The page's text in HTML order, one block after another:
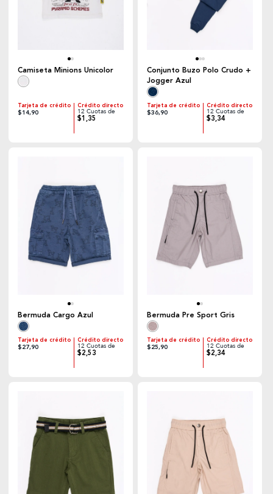
Camiseta Minions Unicolor
Tarjeta de crédito
$14,90
Crédito directo
12 Cuotas de
$1,35
Conjunto Buzo Polo Crudo +
Jogger Azul
Tarjeta de crédito
$36,90
Crédito directo
12 Cuotas de
$3,34
Bermuda Cargo Azul
Tarjeta de crédito
$27,90
Crédito directo
12 Cuotas de
$2,53
Bermuda Pre Sport Gris
Tarjeta de crédito
$25,90
Crédito directo
12 Cuotas de
$2,34